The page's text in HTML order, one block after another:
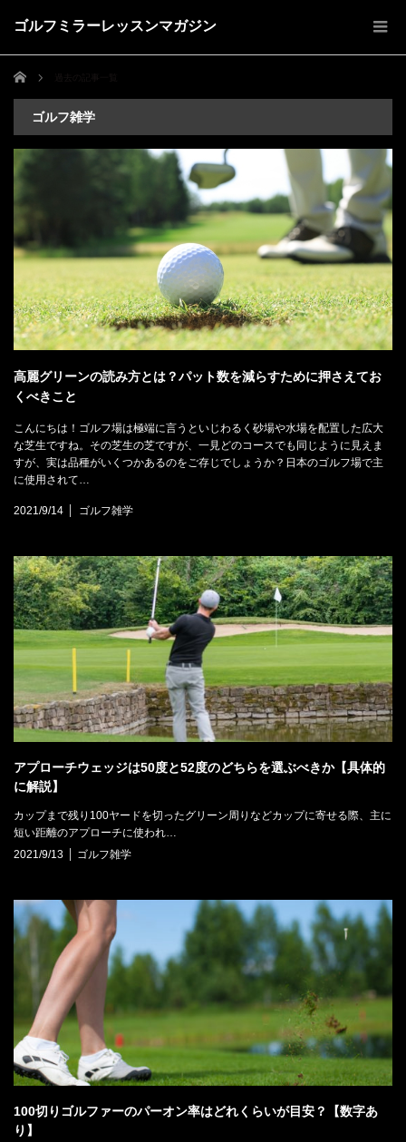
ゴルフミラーレッスンマガジン
ホーム
ゴルフ雑学
高麗グリーンの読み方とは？パット数を減らすために押さえてお
くべきこと
こんにちは！ゴルフ場は極端に言うといじわるく砂場や水場を配置した広大
な芝生ですね。その芝生の芝ですが、一見どのコースでも同じように見えま
すが、実は品種がいくつかあるのをご存じでしょうか？日本のゴルフ場で主
に使用されて…
2021/9/14 ゴルフ雑学
アプローチウェッジは50度と52度のどちらを選ぶべきか【具体的
に解説】
カップまで残り100ヤードを切ったグリーン周りなどカップに寄せる際、主に
短い距離のアプローチに使われ…
2021/9/13
ゴルフ雑学
100切りゴルファーのパーオン率はどれくらいが目安？【数字あ
り】